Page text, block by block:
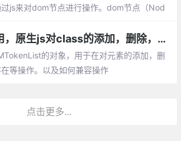
js来对dom节点进行操作。dom节点（Nod
classList的使用，原生js对class的添加，删除，修改等方法的总结，以及兼容操作
的对象，用于在对元素的添加，删
等操作。以及如何兼容操作
点击更多...